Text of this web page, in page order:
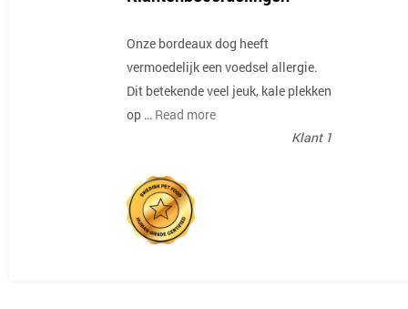
Onze bordeaux dog heeft
vermoedelijk een voedsel allergie.
Dit betekende veel jeuk, kale plekken
op … Read more
Klant 1